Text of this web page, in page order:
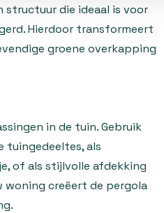
structuur die ideaal is voor
Hierdoor transformeert
groene overkapping
in de tuin. Gebruik
tuingedeeltes, als
of als stijlvolle afdekking
woning creëert de pergola